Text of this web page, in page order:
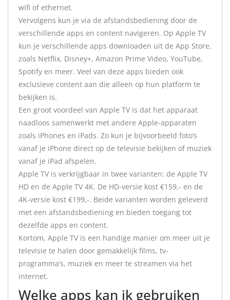
wifi of ethernet.
Vervolgens kun je via de afstandsbediening door de
verschillende apps en content navigeren. Op Apple TV
kun je verschillende apps downloaden uit de App Store,
zoals Netflix, Disney+, Amazon Prime Video, YouTube,
Spotify en meer. Veel van deze apps bieden ook
exclusieve content aan die alleen op hun platform te
bekijken is.
Een groot voordeel van Apple TV is dat het apparaat
naadloos samenwerkt met andere Apple-apparaten
zoals iPhones en iPads. Zo kun je bijvoorbeeld foto’s
vanaf je iPhone direct op de televisie bekijken of muziek
vanaf je iPad afspelen.
Apple TV is verkrijgbaar in twee varianten: de Apple TV
HD en de Apple TV 4K. De HD-versie kost €159,- en de
4K-versie kost €199,-. Beide varianten worden geleverd
met een afstandsbediening en bieden toegang tot
dezelfde apps en content.
Kortom, Apple TV is een handige manier om meer uit je
televisie te halen door gemakkelijk films, tv-
programma’s, muziek en meer te streamen via het
internet.
Welke apps kan ik gebruiken